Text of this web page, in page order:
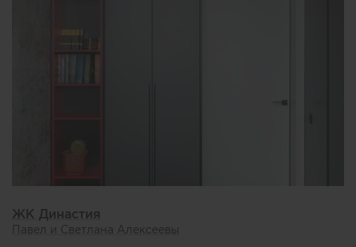
ЖК Династия
Павел и Светлана Алексеевы